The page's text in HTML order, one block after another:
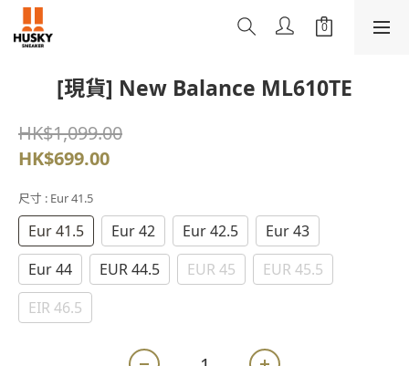
[現貨] New Balance ML610TE
HK$1,099.00
HK$699.00
尺寸 : Eur 41.5
Eur 41.5 Eur 42 Eur 42.5
Eur 43
Eur 44
EUR 44.5 EUR 45
EUR 45.5
EIR 46.5